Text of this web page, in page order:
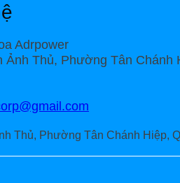
Adrpower
Thủ, Phường Tân
Thủ, Phường Tân Chánh Hiệp,